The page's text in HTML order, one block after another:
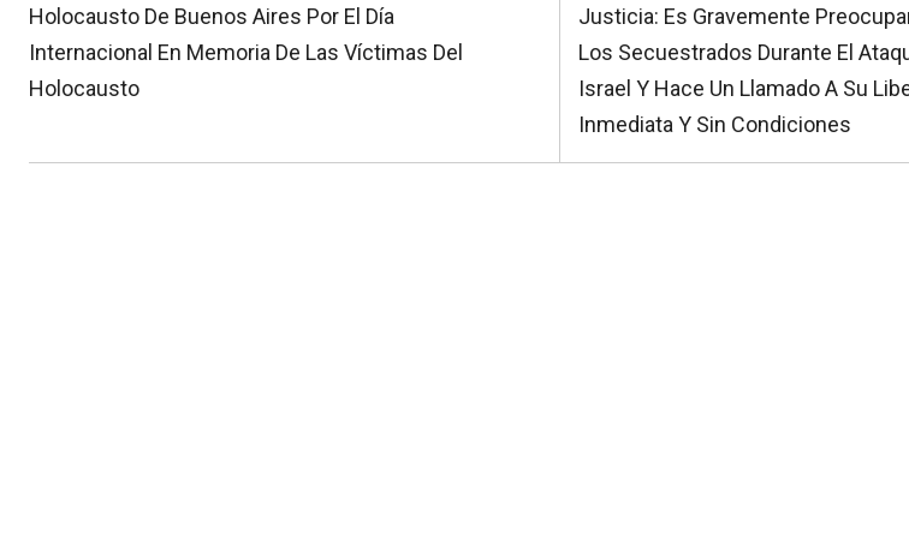
Post:
Holocausto De Buenos Aires Por El Día
Internacional En Memoria De Las Víctimas Del
Holocausto
Post:
Justicia: Es Gravemente
Los Secuestrados Durante El
Israel Y Hace Un Llamado A Su
Inmediata Y Sin Condiciones